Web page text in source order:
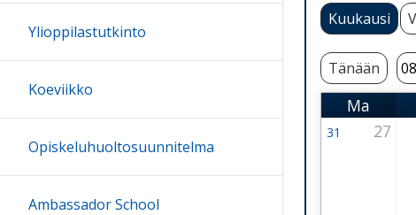
Kuukausi
Tänään
Ma
31
Viikko 31
27
Ylioppilastutkinto
Koeviikko
Opiskeluhuoltosuunnitelma
Ambassador School